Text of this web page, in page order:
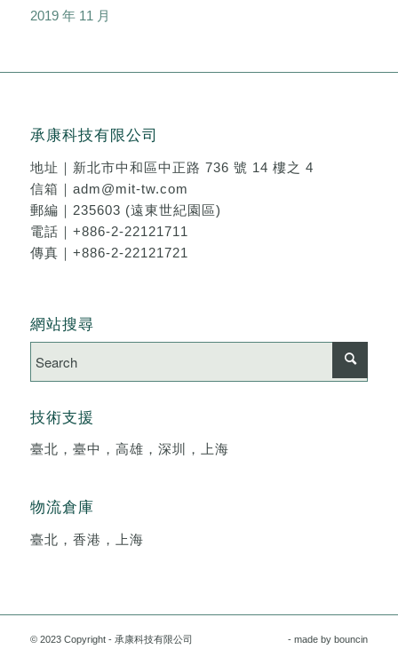
2019 年 11 月
承康科技有限公司
地址｜ 新北市中和區中正路 736 號 14 樓之 4
信箱｜ adm@mit-tw.com
郵編｜235603 (遠東世紀園區)
電話｜ +886-2-22121711
傳真｜+886-2-22121721
網站搜尋
技術支援
臺北，臺中，高雄，深圳，上海
物流倉庫
臺北，香港，上海
© 2023 Copyright - 承康科技有限公司 - made bybouncin